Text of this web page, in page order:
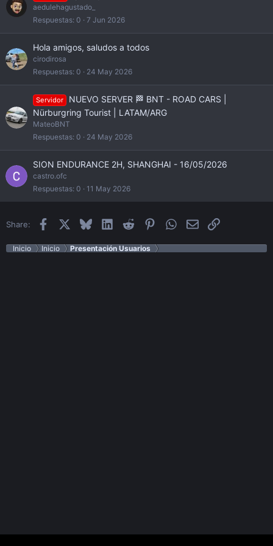
aedulehagustado_
Respuestas 0 7 Jun 2026
Hola amigos, saludos a todos
cirodirosa
Respuestas 0 24 May 2026
Servidor
NUEVO SERVER 🏁 BNT - ROAD CARS |
Nürburgring Tourist | LATAM/ARG
MateoBNT
Respuestas 0 24 May 2026
SION ENDURANCE 2H, SHANGHAI - 16/05/2026
castro.ofc
Respuestas 0 11 May 2026
Share: Facebook BlueskyLinkedInReddit PinterestWhatsApp
EmailEnlace
Inicio Inicio Presentación Usuarios